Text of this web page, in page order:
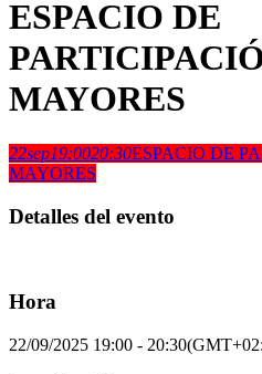
ESPACIO DE
MAYORES
22sep19:0020:30ESPACIO DE
MAYORES
Detalles del evento
Hora
22/09/2025 19:00 - 20:30